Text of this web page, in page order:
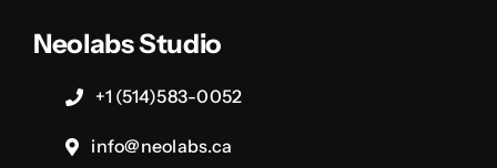
Neolabs Studio
+1 (514)583-0052
info@neolabs.ca